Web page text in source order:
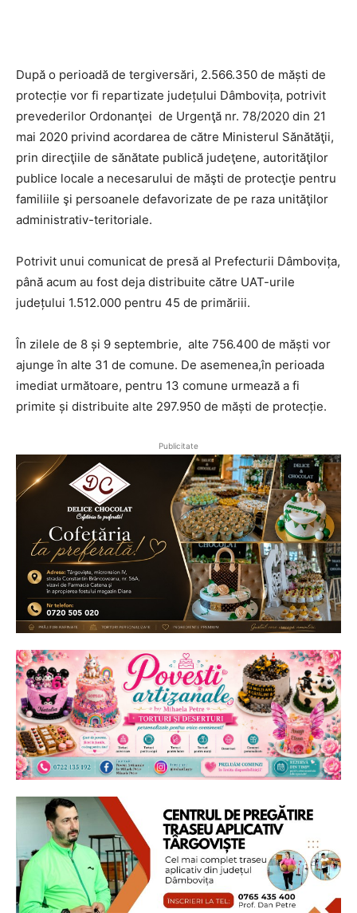
După o perioadă de tergiversări, 2.566.350 de măști de
protecție vor fi repartizate județului Dâmbovița, potrivit
prevederilor Ordonanţei de Urgenţă nr. 78/2020 din 21
mai 2020 privind acordarea de către Ministerul Sănătăţii,
prin direcţiile de sănătate publică judeţene, autorităţilor
publice locale a necesarului de măşti de protecţie pentru
familiile şi persoanele defavorizate de pe raza unităţilor
administrativ-teritoriale.
Potrivit unui comunicat de presă al Prefecturii Dâmbovița,
până acum au fost deja distribuite către UAT-urile
județului 1.512.000 pentru 45 de primăriii.
În zilele de 8 și 9 septembrie, alte 756.400 de măști vor
ajunge în alte 31 de comune. De asemenea,în perioada
imediat următoare, pentru 13 comune urmează a fi
primite și distribuite alte 297.950 de măști de protecție.
Publicitate